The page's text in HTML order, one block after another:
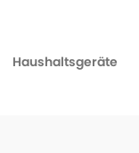
Haushaltsgeräte